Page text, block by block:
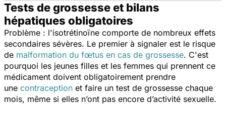
Tests de grossesse et bilans
hépatiques obligatoires
Problème : l'isotrétinoïne comporte de nombreux effets
secondaires sévères. Le premier à signaler est le risque
de malformation du fœtus en cas de grossesse. C'est
pourquoi les jeunes filles et les femmes qui prennent ce
médicament doivent obligatoirement prendre
une contraception et faire un test de grossesse chaque
mois, même si elles n’ont pas encore d’activité sexuelle.